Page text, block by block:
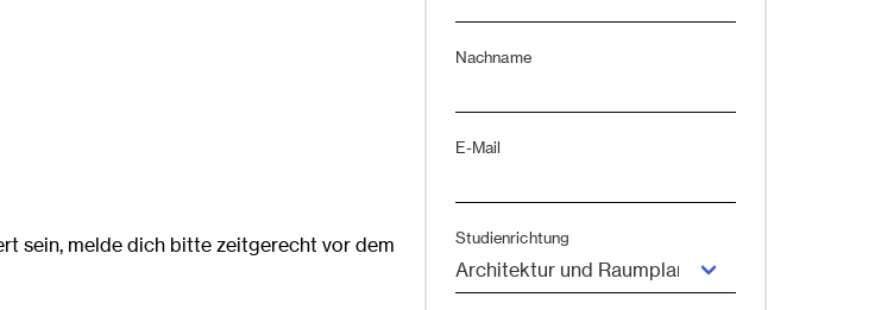
Nachname
E-Mail
Studienrichtung
sein, melde dich bitte zeitgerecht vor dem